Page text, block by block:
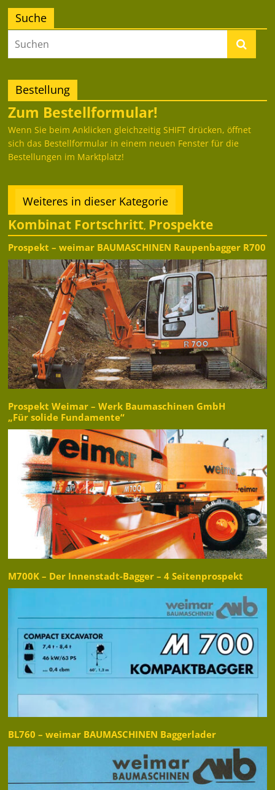
Suche
Bestellung
Zum Bestellformular!
Wenn Sie beim Anklicken gleichzeitig SHIFT drücken, öffnet
sich das Bestellformular in einem neuen Fenster für die
Bestellungen im Marktplatz!
Weiteres in dieser Kategorie
Kombinat Fortschritt, Prospekte
Prospekt – weimar BAUMASCHINEN Raupenbagger R700
Prospekt Weimar – Werk Baumaschinen GmbH
„Für solide Fundamente“
M700K – Der Innenstadt-Bagger – 4 Seitenprospekt
BL760 – weimar BAUMASCHINEN Baggerlader